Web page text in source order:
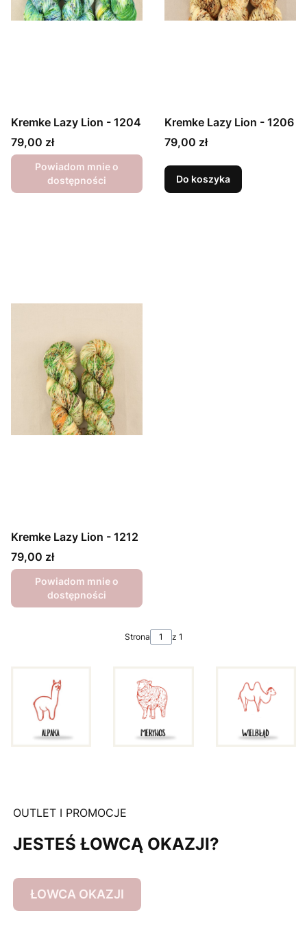
Kremke Lazy Lion - 1204
Cena
79,00 zł
Powiadom mnie o
dostępności
Kremke Lazy Lion - 1206
Cena
79,00 zł
Do koszyka
Kremke Lazy Lion - 1212
Cena
79,00 zł
Powiadom mnie o
dostępności
Strona z 1
OUTLET I PROMOCJE
JESTEŚ ŁOWCĄ OKAZJI?
ŁOWCA OKAZJI